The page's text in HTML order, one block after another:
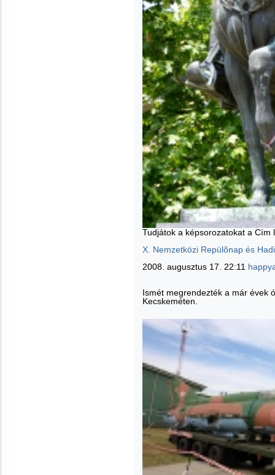
Tudjátok a képsorozatokat a Cím
X. Nemzetközi Repülõnap és
2008. augusztus 17. 22:11
Ismét megrendezték a már évek
Kecskeméten.